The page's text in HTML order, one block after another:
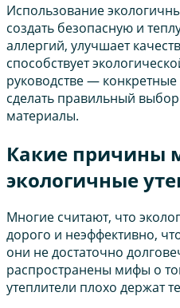
Использование
создать безопасную и
аллергий, улучшает
способствует
руководстве —
сделать правильный
материалы.
Какие причины
экологичные
Многие считают, что
дорого и неэффективно,
они не достаточно
распространены мифы о
утеплители плохо держат